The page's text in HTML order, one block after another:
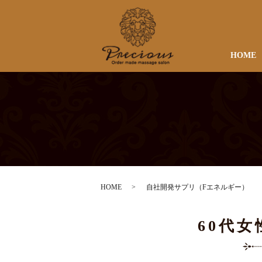
HOME
HOME 自社開発サプリ（Fエネルギー）
60代